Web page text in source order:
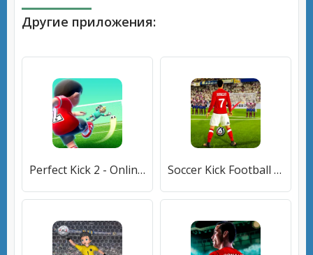
Другие приложения:
Perfect Kick 2 - Online Soccer (Пэрфект Кик2) [МОД Все открыто] APK Android Soccer Kick Football Champion [МОД Бесконечные монеты] APK Android